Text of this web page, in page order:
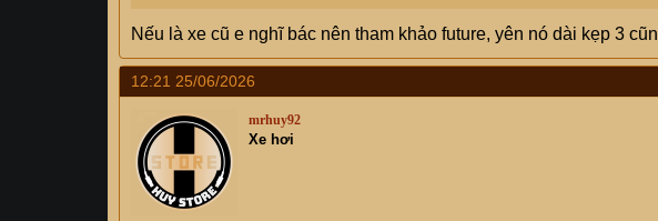
Nếu là xe cũ e nghĩ bác nên tham khảo future, yên nó dài kẹp 3
12:21 25/06/2026
mrhuy92
Xe hơi